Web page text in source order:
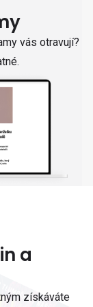
vás otravují?
a
získáváte